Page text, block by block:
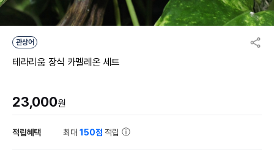
관상어
테라리움 장식 카멜레온 세트
23,000원
적립혜택 최대150점 적립